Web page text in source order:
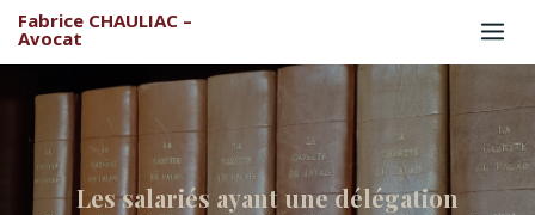
Skip
content
Fabrice CHAULIAC –
Avocat
Les salariés ayant une délégation